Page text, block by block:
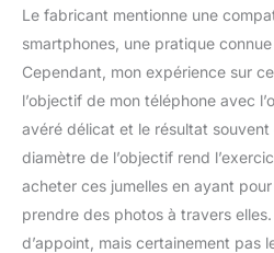
Le fabricant mentionne une
smartphones, une pratique
Cependant, mon expérience sur
l’objectif de mon téléphone avec
avéré délicat et le résultat
diamètre de l’objectif rend
acheter ces jumelles en ayant
prendre des photos à travers
d’appoint, mais certainement pas